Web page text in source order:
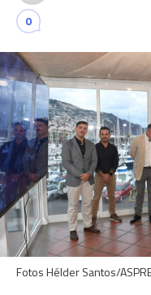
0
Fotos Hélder Santos/